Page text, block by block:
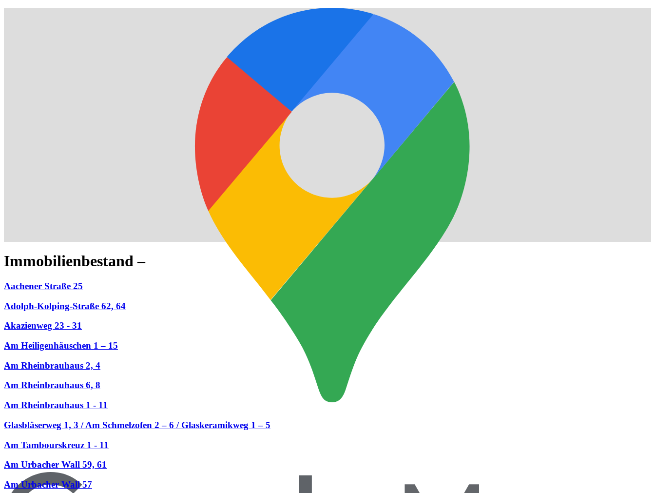
Immobilienbestand –
Aachener Straße 25
Adolph-Kolping-Straße 62, 64
Akazienweg 23 - 31
Am Heiligenhäuschen 1 – 15
Am Rheinbrauhaus 2, 4
Am Rheinbrauhaus 6, 8
Am Rheinbrauhaus 1 - 11
Glasbläserweg 1, 3 / Am Schmelzofen 2 – 6 / Glaskeramikweg 1 – 5
Am Tambourskreuz 1 - 11
Am Urbacher Wall 59, 61
Am Urbacher Wall 57